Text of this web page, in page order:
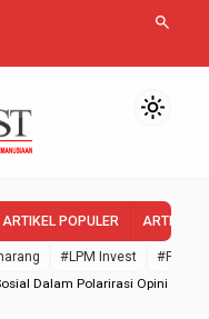
search
light_mode
ARTIKEL POPULER ARTIKEL
#LPM Invest
#FEBI
Dalam Polarirasi Opini